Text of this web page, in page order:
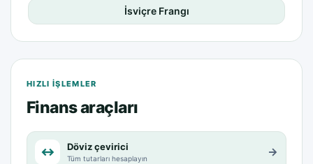
İsviçre Frangı
HIZLI IŞLEMLER
Finans araçları
↔ Döviz çevirici
Tüm tutarları hesaplayın →